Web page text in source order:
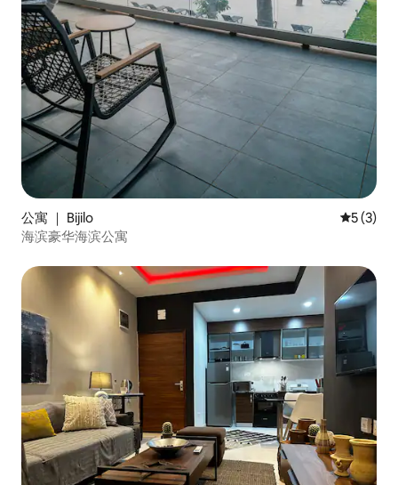
公寓 ｜ Bijilo 平均评分
5 (3)
海滨豪华海滨公寓